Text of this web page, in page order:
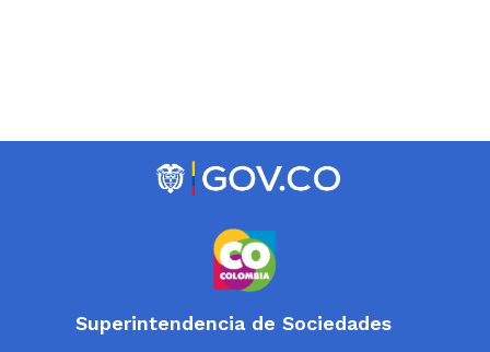
Superintendencia de Sociedades